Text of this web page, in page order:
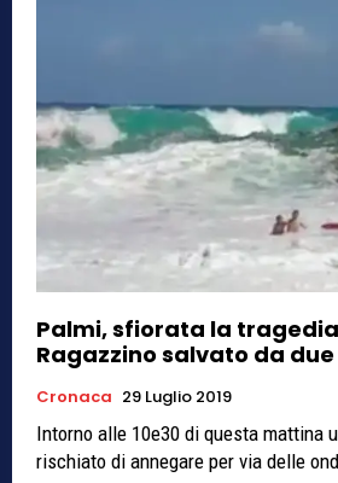
Palmi, sfiorata la
Ragazzino salvato da
Cronaca 29 Luglio 2019
Intorno alle 10e30 di questa mattina
rischiato di annegare per via delle